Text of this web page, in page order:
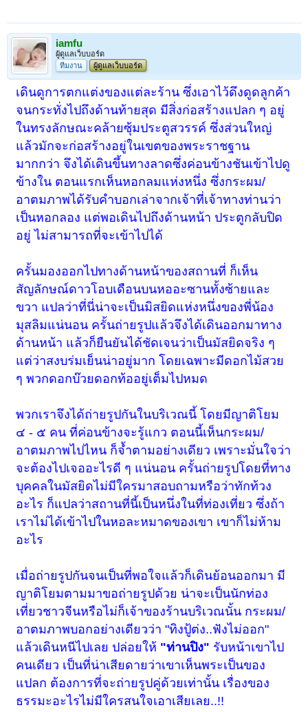
iamfu
ผู้ดูแลเว็บบอร์ด
ทีมงาน
ผู้ดูแลเว็บบอร์ด
เดินดูการตกแต่งของแต่ละร้าน ซึ่งเอาไว้ดึงดูดลูกค้า
จนกระทั่งไปถึงด้านท้ายสุด มีสิ่งก่อสร้างแปลก ๆ อยู่
ในทรงลักษณะคล้ายซุ้มประตูสวรรค์ ซึ่งส่วนใหญ่
แล้วมักจะก่อสร้างอยู่ในเขตของพระราชฐาน
มากกว่า จึงได้เดินขึ้นทางลาดซึ่งค่อนข้างชันเข้าไปดู
ข้างใน ตอนแรกเห็นหอกลมแห่งหนึ่ง ซึ่งกระผม/
อาตมภาพได้รับคำบอกเล่าจากเจ้าที่เจ้าทางท่านว่า
เป็นหอกลอง แต่พอเดินไปถึงด้านหน้า ประตูกลับปิด
อยู่ ไม่สามารถที่จะเข้าไปได้
ครั้นมองออกไปทางด้านหน้าของสถานที่ ก็เห็น
สัญลักษณ์ดาวโอบเดือนบนหออะซานทั้งซ้ายและ
ขวา แปลว่าที่นี่น่าจะเป็นมิสยิดแห่งหนึ่งของพี่น้อง
มุสลิมแน่นอน ครั้นถ่ายรูปแล้วจึงได้เดินออกมาทาง
ด้านหน้า แล้วก็ยืนยันได้ชัดเจนว่าเป็นมัสยิดจริง ๆ
แต่ว่าสงบร่มเย็นน่าอยู่มาก โดยเฉพาะมีดอกไม้สวย
ๆ พวกดอกบ๊วยดอกท้ออยู่เต็มไปหมด
พวกเราจึงได้ถ่ายรูปกันในบริเวณนี้ โดยมีญาติโยม
๔ - ๕ คน ที่ค่อนข้างจะรู้แกว ตอนนี้เห็นกระผม/
อาตมภาพไปไหน ก็จ้ำตามอย่างเดียว เพราะมั่นใจว่า
จะต้องไปเจออะไรดี ๆ แน่นอน ครั้นถ่ายรูปโดยที่ทาง
บุคคลในมัสยิดไม่มีใครมาสอบถามหรือว่าทักท้วง
อะไร ก็แปลว่าสถานที่นี้เป็นหนึ่งในที่ท่องเที่ยว ซึ่งถ้า
เราไม่ได้เข้าไปในหอละหมาดของเขา เขาก็ไม่ห้าม
อะไร
เมื่อถ่ายรูปกันจนเป็นที่พอใจแล้วก็เดินย้อนออกมา มี
ญาติโยมตามมาขอถ่ายรูปด้วย น่าจะเป็นนักท่อง
เที่ยวชาวจีนหรือไม่ก็เจ้าของร้านบริเวณนั้น กระผม/
อาตมภาพบอกอย่างเดียวว่า "ทิงปู้ต่ง..ฟังไม่ออก"
แล้วเดินหนีไปเลย ปล่อยให้ "ท่านปิง" รับหน้าเขาไป
คนเดียว เป็นที่น่าเสียดายว่าเขาเห็นพระเป็นของ
แปลก ต้องการที่จะถ่ายรูปคู่ด้วยเท่านั้น เรื่องของ
ธรรมะอะไรไม่มีใครสนใจเอาเสียเลย..!!